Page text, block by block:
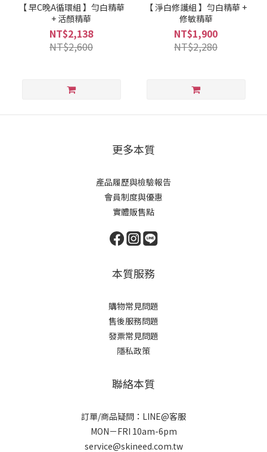
【 早C晚A循環組 】勻白精華
+ 活顏精華
NT$2,138
NT$2,600
【 淨白修護組 】勻白精華 +
修敏精華
NT$1,900
NT$2,280
更多本質
產品履歷與檢驗報告
會員制度與優惠
實體販售點
本質服務
購物常見問題
售後服務問題
發票常見問題
隱私政策
聯絡本質
訂單/商品疑問：LINE@客服
MON－FRI 10am-6pm
service@skineed.com.tw